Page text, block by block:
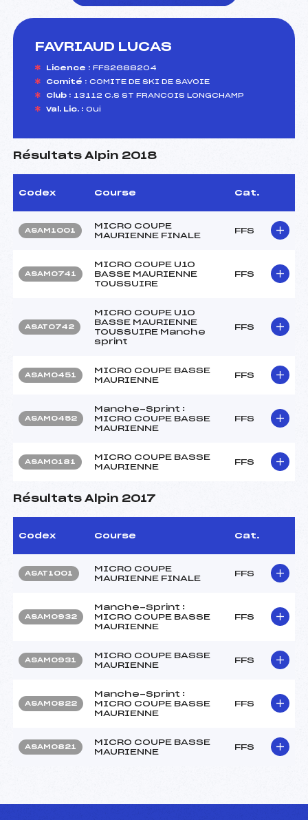
FAVRIAUD LUCAS
Licence : FFS2688204
Comité : COMITE DE SKI DE SAVOIE
Club : 13112 C.S ST FRANCOIS LONGCHAMP
Val. Lic. : Oui
Résultats Alpin 2018
Codex Course Cat.
ASAM1001
MICRO COUPE
MAURIENNE FINALE
FFS
ASAM0741
MICRO COUPE U10
BASSE MAURIENNE
TOUSSUIRE
FFS
ASAT0742
MICRO COUPE U10
BASSE MAURIENNE
TOUSSUIRE Manche
sprint
FFS
ASAM0451
MICRO COUPE BASSE
MAURIENNE
FFS
ASAM0452
Manche-Sprint :
MICRO COUPE BASSE
MAURIENNE
FFS
ASAM0181
MICRO COUPE BASSE
MAURIENNE
FFS
Résultats Alpin 2017
Codex Course Cat.
ASAT1001
MICRO COUPE
MAURIENNE FINALE
FFS
ASAM0932
Manche-Sprint :
MICRO COUPE BASSE
MAURIENNE
FFS
ASAM0931
MICRO COUPE BASSE
MAURIENNE
FFS
ASAM0822
Manche-Sprint :
MICRO COUPE BASSE
MAURIENNE
FFS
ASAM0821
MICRO COUPE BASSE
MAURIENNE
FFS